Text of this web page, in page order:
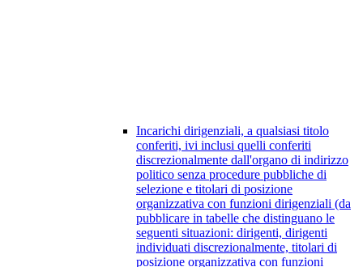
Incarichi dirigenziali, a qualsiasi titolo
conferiti, ivi inclusi quelli conferiti
discrezionalmente dall'organo di indirizzo
politico senza procedure pubbliche di
selezione e titolari di posizione
organizzativa con funzioni dirigenziali (da
pubblicare in tabelle che distinguano le
seguenti situazioni: dirigenti, dirigenti
individuati discrezionalmente, titolari di
posizione organizzativa con funzioni